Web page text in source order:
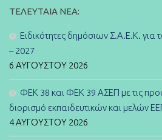
ΤΕΛΕΥΤΑΊΑ ΝΈΑ:
Ειδικότητες δημόσιων Σ.Α.Ε.Κ. για
– 2027
6 ΑΥΓΟΎΣΤΟΥ 2026
ΦΕΚ 38 και ΦΕΚ 39 ΑΣΕΠ με τις
διορισμό εκπαιδευτικών και μελών
4 ΑΥΓΟΎΣΤΟΥ 2026